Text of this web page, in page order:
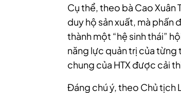
Cụ thể, theo bà Cao Xuân
duy hộ sản xuất, mà phấn
thành một “hệ sinh thái”
năng lực quản trị của
chung của HTX được cải
Đáng chú ý, theo Chủ tịch